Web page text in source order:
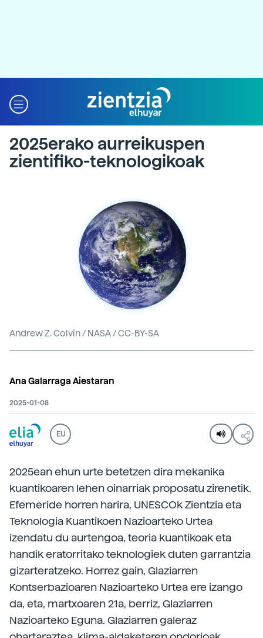
2025erako aurreikuspen
zientifiko-teknologikoak
Andrew Z. Colvin / NASA / CC-BY-SA
Ana Galarraga Aiestaran
2025-01-08
EU
2025ean ehun urte betetzen dira mekanika
kuantikoaren lehen oinarriak proposatu zirenetik.
Efemeride horren harira, UNESCOk Zientzia eta
Teknologia Kuantikoen Nazioarteko Urtea
izendatu du aurtengoa, teoria kuantikoak eta
handik eratorritako teknologiek duten garrantzia
gizarteratzeko. Horrez gain, Glaziarren
Kontserbazioaren Nazioarteko Urtea ere izango
da, eta, martxoaren 21a, berriz, Glaziarren
Nazioarteko Eguna. Glaziarren galeraz